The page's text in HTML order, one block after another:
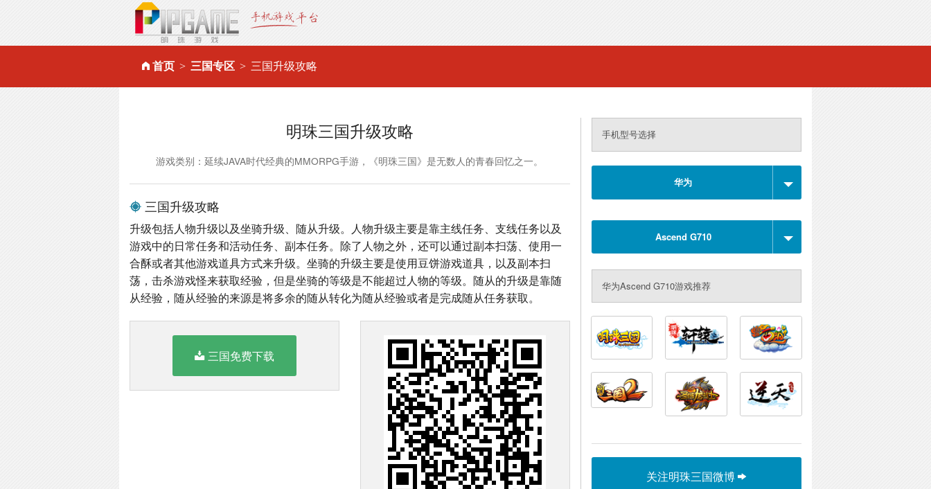
首页 三国专区 三国升级攻略
明珠三国升级攻略
游戏类别：延续JAVA时代经典的MMORPG手游，《明珠三国》是无数人的青春回忆之一。
三国升级攻略
升级包括人物升级以及坐骑升级、随从升级。人物升级主要是靠主线任务、支线任务以及
游戏中的日常任务和活动任务、副本任务。除了人物之外，还可以通过副本扫荡、使用一
合酥或者其他游戏道具方式来升级。坐骑的升级主要是使用豆饼游戏道具，以及副本扫
荡，击杀游戏怪来获取经验，但是坐骑的等级是不能超过人物的等级。随从的升级是靠随
从经验，随从经验的来源是将多余的随从转化为随从经验或者是完成随从任务获取。
三国免费下载
手机型号选择
华为
Ascend G710
华为Ascend G710游戏推荐
关注明珠三国微博